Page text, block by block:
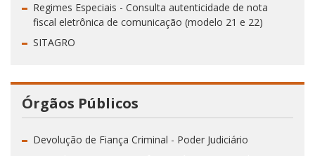
Regimes Especiais - Consulta autenticidade de nota
fiscal eletrônica de comunicação (modelo 21 e 22)
SITAGRO
Órgãos Públicos
Devolução de Fiança Criminal - Poder Judiciário